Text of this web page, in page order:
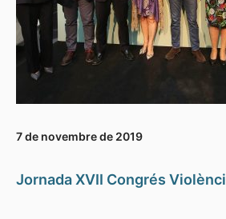
7 de novembre de 2019
Jornada XVII Congrés